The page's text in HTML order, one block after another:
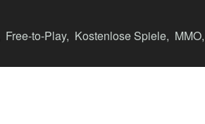
Free-to-Play, Kostenlose Spiele, MMO,